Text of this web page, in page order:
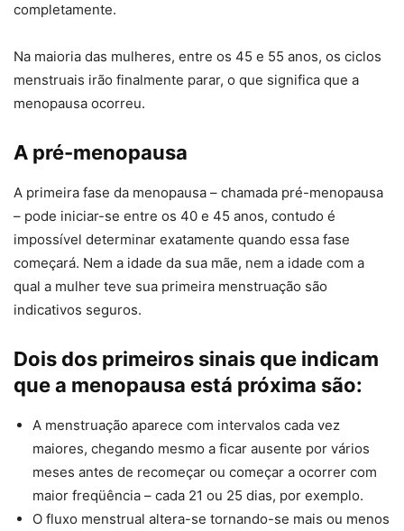
completamente.
Na maioria das mulheres, entre os 45 e 55 anos, os ciclos
menstruais irão finalmente parar, o que significa que a
menopausa ocorreu.
A pré-menopausa
A primeira fase da menopausa – chamada pré-menopausa
– pode iniciar-se entre os 40 e 45 anos, contudo é
impossível determinar exatamente quando essa fase
começará. Nem a idade da sua mãe, nem a idade com a
qual a mulher teve sua primeira menstruação são
indicativos seguros.
Dois dos primeiros sinais que indicam
que a menopausa está próxima são:
A menstruação aparece com intervalos cada vez
maiores, chegando mesmo a ficar ausente por vários
meses antes de recomeçar ou começar a ocorrer com
maior freqüência – cada 21 ou 25 dias, por exemplo.
O fluxo menstrual altera-se tornando-se mais ou menos